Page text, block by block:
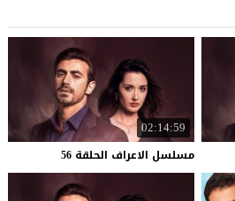
02:14:59
مسلسل الاعراف الحلقة 56